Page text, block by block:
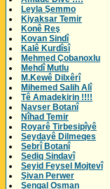
Leyla Şemmo
Kiyaksar Temir
Konê Reş
Kovan Sindî
Kalê Kurdîsî
Mehmed Çobanoxlu
Mehdî Mutlu
M.Kewê Dilxêrî
Mihemed Salih Alî
Tê Amadekirin !!!!
Navser Botanî
Nîhad Temir
Royarê Tirbesipîyê
Seydayê Dilmeqes
Sebrî Botanî
Sediq Sindavî
Seyid Feysel Mojtevî
Şivan Perwer
Şengal Osman